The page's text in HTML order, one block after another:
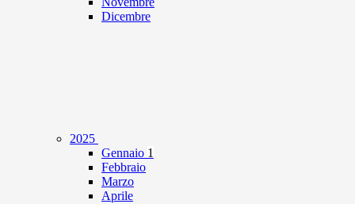
Dicembre
2025
Gennaio 1
Febbraio
Marzo
Aprile